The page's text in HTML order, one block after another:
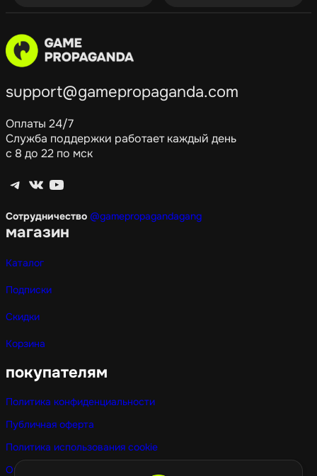
support@gamepropaganda.com
Оплаты 24/7
Служба поддержки работает каждый день
с 8 до 22 по мск
Telegram ВКонтакте YouTube
Сотрудничество @gamepropagandagang
магазин
Каталог
Подписки
Скидки
Корзина
покупателям
Политика конфиденциальности
Публичная оферта
Политика использования cookie
Оптовые покупки